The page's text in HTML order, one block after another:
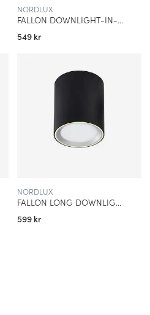
NORDLUX
FALLON DOWNLIGHT-IN-PÅBYGGNAD VIT/STÅL
549 kr
NORDLUX
FALLON LONG DOWNLIGHT-IN-PÅBYGGNAD SVART/STÅL
599 kr